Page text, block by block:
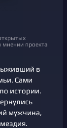
мнении проекта
в
Сами
истории.
мужчина,